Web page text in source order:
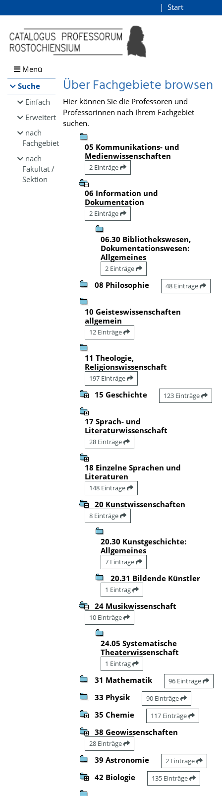
Browsen
direkt zum Inhalt
Start
Menü
Suche
Einfach
Erweitert
nach
Fachgebiet
nach
Fakultät /
Sektion
Über Fachgebiete browsen
Hier können Sie die Professoren und
Professorinnen nach Ihrem Fachgebiet
suchen.
05 Kommunikations- und
Medienwissenschaften
2 Einträge
06 Information und
Dokumentation
2 Einträge
06.30 Bibliothekswesen,
Dokumentationswesen:
Allgemeines
2 Einträge
08 Philosophie 48 Einträge
10 Geisteswissenschaften
allgemein
12 Einträge
11 Theologie,
Religionswissenschaft
197 Einträge
15 Geschichte 123 Einträge
17 Sprach- und
Literaturwissenschaft
28 Einträge
18 Einzelne Sprachen und
Literaturen
148 Einträge
20 Kunstwissenschaften
8 Einträge
20.30 Kunstgeschichte:
Allgemeines
7 Einträge
20.31 Bildende Künstler
1 Eintrag
24 Musikwissenschaft
10 Einträge
24.05 Systematische
Theaterwissenschaft
1 Eintrag
31 Mathematik 96 Einträge
33 Physik 90 Einträge
35 Chemie 117 Einträge
38 Geowissenschaften
28 Einträge
39 Astronomie 2 Einträge
42 Biologie 135 Einträge